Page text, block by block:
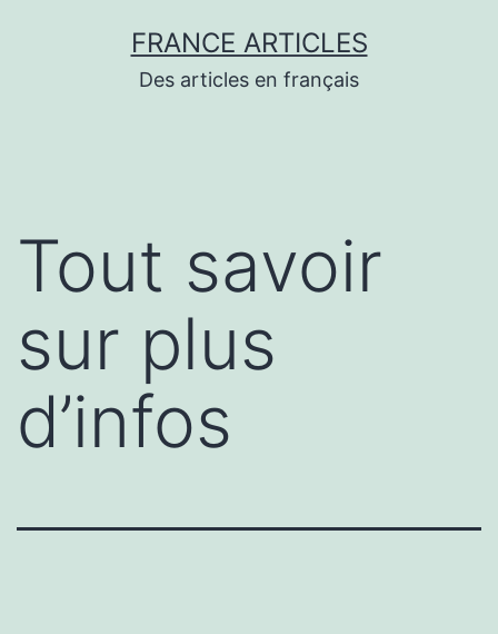
FRANCE ARTICLES
Des articles en français
Tout savoir
sur plus
d’infos